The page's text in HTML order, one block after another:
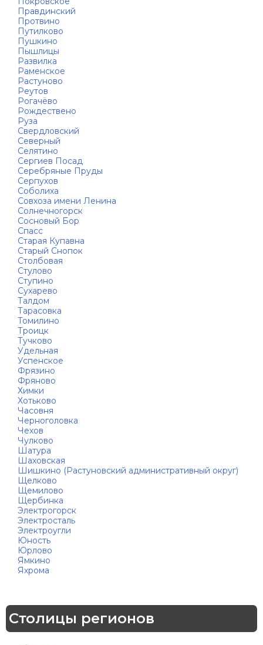
Правдинский
Протвино
Путилково
Пушкино
Пышлицы
Развилка
Раменское
Растуново
Реутов
Рогачёво
Рождествено
Руза
Свердловский
Северный
Селятино
Сергиев Посад
Серебряные Пруды
Серпухов
Соболиха
Совхоза имени Ленина
Солнечногорск
Сосновый Бор
Спасс
Старая Купавна
Старый Снопок
Столбовая
Стулово
Ступино
Сухарево
Талдом
Тарасовка
Томилино
Троицк
Тучково
Удельная
Успенское
Фрязино
Фряново
Химки
Хотьково
Часовня
Черноголовка
Чехов
Чулково
Шатура
Шаховская
Шишкино (Растуновский административный округ)
Щелково
Щемилово
Щербинка
Электрогорск
Электросталь
Электроугли
Юность
Юрлово
Ямкино
Яхрома
Столицы регионов